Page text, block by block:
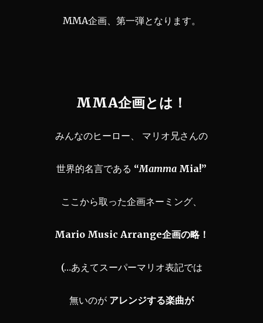
MMA企画、第一弾となります。
MMA企画とは！
みんなのヒーロー、 マリオ兄さんの
世界的名言である “Mamma Mia!”
ここから取った企画ネーミング、
Mario Music Arrange企画の略！
(…あえてスーパーマリオ表記では
無いのが アレンジする楽曲が